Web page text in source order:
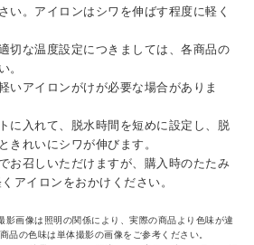
い。アイロンはシワを伸ばす程度に軽く
切な温度設定につきましては、各商品の
。
いアイロンがけが必要な場合がありま
に入れて、脱水時間を短めに設定し、脱
きれいにシワが伸びます。
お召しいただけますが、購入時のたたみ
アイロンをおかけください。
画像は照明の関係により、実際の商品より色味が違
品の色味は単体撮影の画像をご参考ください。